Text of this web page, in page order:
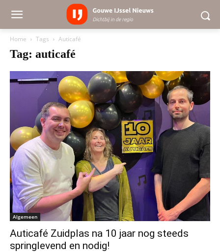
Home Tags Auticafé
Tag: auticafé
Algemeen
Auticafé Zuidplas na 10 jaar nog steeds
springlevend en nodig!